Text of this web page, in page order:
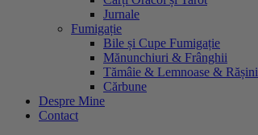
Jurnale
Fumigație
Bile și Cupe Fumigație
Mănunchiuri & Frânghii
Tămâie & Lemnoase & Rășini
Cărbune
Despre Mine
Contact